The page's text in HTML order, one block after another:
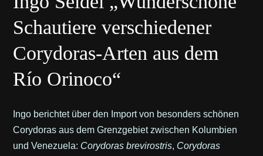
Schautiere verschiedener
Corydoras-Arten aus dem
Río Orinoco“
Ingo berichtet über den Import von besonders schönen
Corydoras aus dem Grenzgebiet zwischen Kolumbien
und Venezuela: Corydoras brevirostris, Corydoras